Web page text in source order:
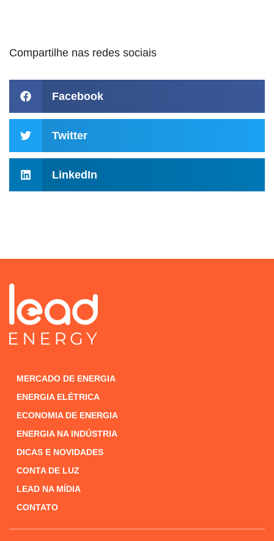
Compartilhe nas redes sociais
Facebook
Twitter
LinkedIn
MERCADO DE ENERGIA
ENERGIA ELÉTRICA
ECONOMIA DE ENERGIA
ENERGIA NA INDÚSTRIA
DICAS E NOVIDADES
CONTA DE LUZ
LEAD NA MÍDIA
CONTATO